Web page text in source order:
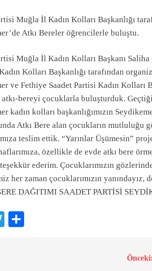
Muğla İl Kadın Kolları Başkanlığı
Atkı Bereler öğrencilerle buluştu.
Muğla İl Kadın Kolları Başkanı
Kolları Başkanlığı tarafından
ve Fethiye Saadet Partisi Kadın Kolları
atkı-bereyi çocuklarla buluşturduk.
kadın kolları başkanlığımızın
Atkı Bere alan çocukların mutluluğu
teslim ettik. “Yarınlar Üşümesin”
özellikle de evde atkı bere
ederim. Çocuklarımızın
her zaman çocuklarımızın yanındayız,
Twitter
Önceki: